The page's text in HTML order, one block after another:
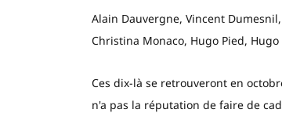
Alain Dauvergne, Vincent
Christina Monaco, Hugo Pied,
Ces dix-là se retrouveront en
n'a pas la réputation de faire de